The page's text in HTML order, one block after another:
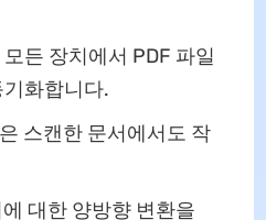
든 장치에서 PDF 파일
기화합니다.
스캔한 문서에서도 작
대한 양방향 변환을